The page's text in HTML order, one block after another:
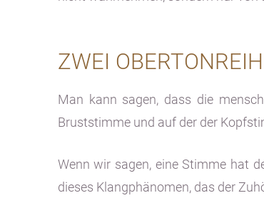
ZWEI
Man kann sagen, dass die
Bruststimme und auf der der
Wenn wir sagen, eine Stimme hat
dieses Klangphänomen, das der